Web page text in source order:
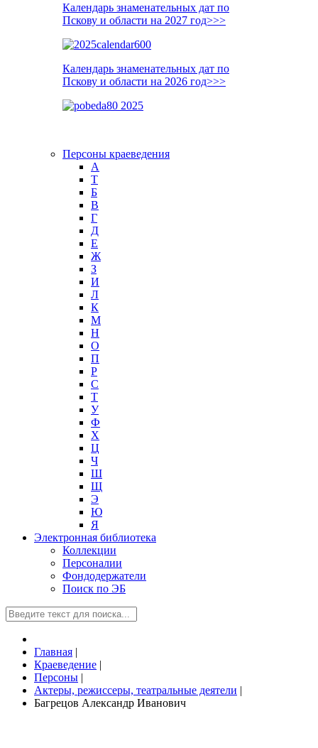
Календарь знаменательных дат по
Пскову и области на 2027 год>>>
Календарь знаменательных дат по
Пскову и области на 2026 год>>>
Персоны краеведения
А
T
Б
В
Г
Д
Е
Ж
З
И
Л
К
М
Н
О
П
Р
С
Т
У
Ф
Х
Ц
Ч
Ш
Щ
Э
Ю
Я
Электронная библиотека
Коллекции
Персоналии
Фондодержатели
Поиск по ЭБ
Главная |
Краеведение |
Персоны |
Актеры, режиссеры, театральные деятели |
Багрецов Александр Иванович